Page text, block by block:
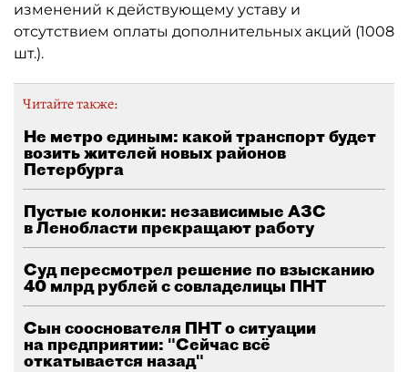
изменений к действующему уставу и
отсутствием оплаты дополнительных акций (1008
шт.).
Читайте также:
Не метро единым: какой транспорт будет
возить жителей новых районов
Петербурга
Пустые колонки: независимые АЗС
в Ленобласти прекращают работу
Суд пересмотрел решение по взысканию
40 млрд рублей с совладелицы ПНТ
Сын сооснователя ПНТ о ситуации
на предприятии: "Сейчас всё
откатывается назад"